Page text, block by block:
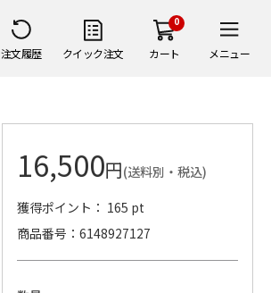
注文履歴 クイック注文
0
カート メニュー
16,500円(送料別・税込)
獲得ポイント： 165 pt
商品番号
6148927127